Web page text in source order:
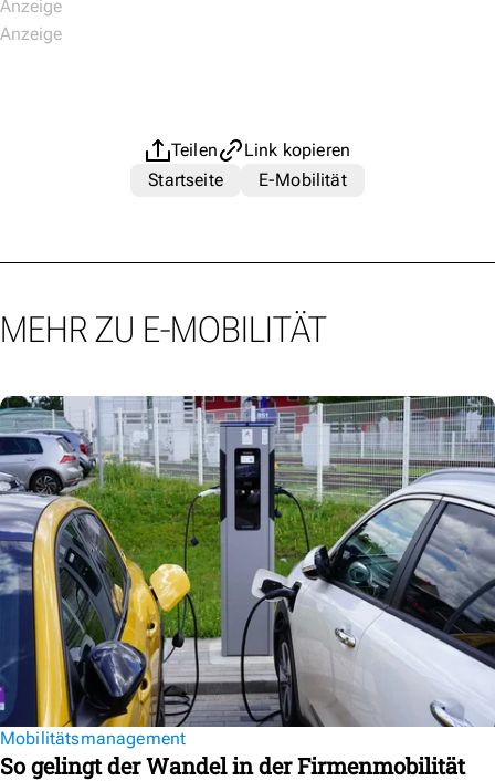
Teilen
Link kopieren
Startseite
E-Mobilität
MEHR ZU E-MOBILITÄT
Mobilitätsmanagement
So gelingt der Wandel in der Firmenmobilität